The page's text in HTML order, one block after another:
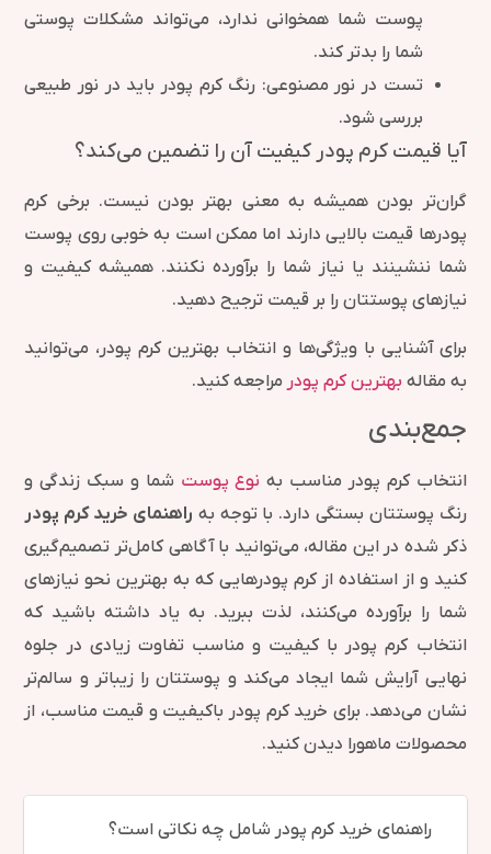
پوست شما همخوانی ندارد، می‌تواند مشکلات پوستی
شما را بدتر کند.
تست در نور مصنوعی: رنگ کرم پودر باید در نور طبیعی
بررسی شود.
آیا قیمت کرم پودر کیفیت آن را تضمین می‌کند؟
گران‌تر بودن همیشه به معنی بهتر بودن نیست. برخی کرم
پودرها قیمت بالایی دارند اما ممکن است به خوبی روی پوست
شما ننشینند یا نیاز شما را برآورده نکنند. همیشه کیفیت و
نیازهای پوستتان را بر قیمت ترجیح دهید.
برای آشنایی با ویژگی‌ها و انتخاب بهترین کرم پودر، می‌توانید
به مقاله بهترین کرم پودر مراجعه کنید.
جمع‌بندی
انتخاب کرم پودر مناسب به نوع پوست شما و سبک زندگی و
رنگ پوستتان بستگی دارد. با توجه به راهنمای خرید کرم پودر
ذکر شده در این مقاله، می‌توانید با آگاهی کامل‌تر تصمیم‌گیری
کنید و از استفاده از کرم پودرهایی که به بهترین نحو نیازهای
شما را برآورده می‌کنند، لذت ببرید. به یاد داشته باشید که
انتخاب کرم پودر با کیفیت و مناسب تفاوت زیادی در جلوه
نهایی آرایش شما ایجاد می‌کند و پوستتان را زیباتر و سالم‌تر
نشان می‌دهد. برای خرید کرم پودر باکیفیت و قیمت مناسب، از
محصولات ماهورا دیدن کنید.
راهنمای خرید کرم پودر شامل چه نکاتی است؟